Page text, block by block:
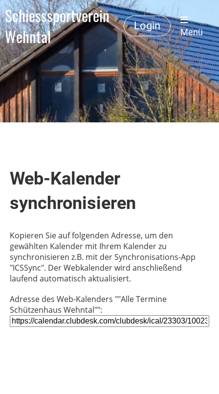
Schiesssportverein
Wehntal
Login
Menü
Web-Kalender
synchronisieren
Kopieren Sie auf folgenden Adresse, um den
gewählten Kalender mit Ihrem Kalender zu
synchronisieren z.B. mit der Synchronisations-App
"ICSSync". Der Webkalender wird anschließend
laufend automatisch aktualisiert.
Adresse des Web-Kalenders ""Alle Termine
Schützenhaus Wehntal"":